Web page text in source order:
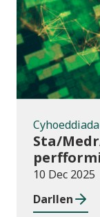
Sta/
ôl-16:
2021 i
10 Dec 2025
Darllen